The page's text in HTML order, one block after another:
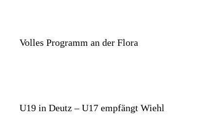
Volles Programm an der Flora
U19 in Deutz – U17 empfängt Wiehl